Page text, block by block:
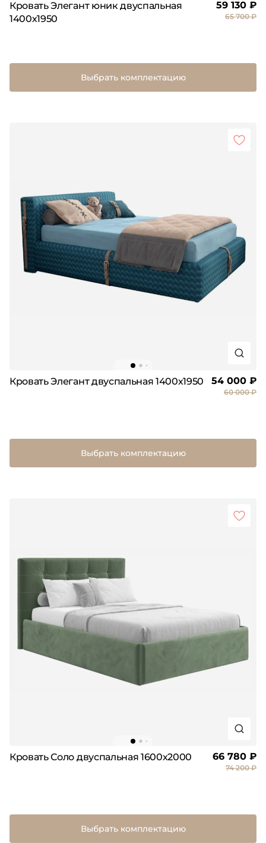
Кровать Элегант юник двуспальная
1400х1950
59 130 ₽
65 700 ₽
Выбрать комплектацию
Кровать Элегант двуспальная 1400х1950 54 000 ₽
60 000 ₽
Выбрать комплектацию
Кровать Соло двуспальная 1600х2000 66 780 ₽
74 200 ₽
Выбрать комплектацию